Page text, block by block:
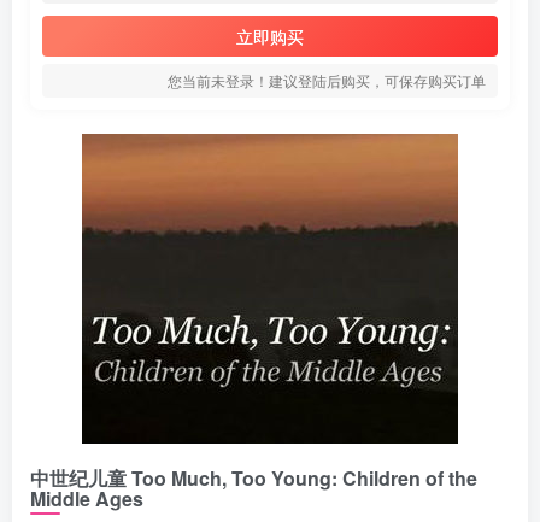
立即购买
您当前未登录！建议登陆后购买，可保存购买订单
中世纪儿童 Too Much, Too Young: Children of the
Middle Ages